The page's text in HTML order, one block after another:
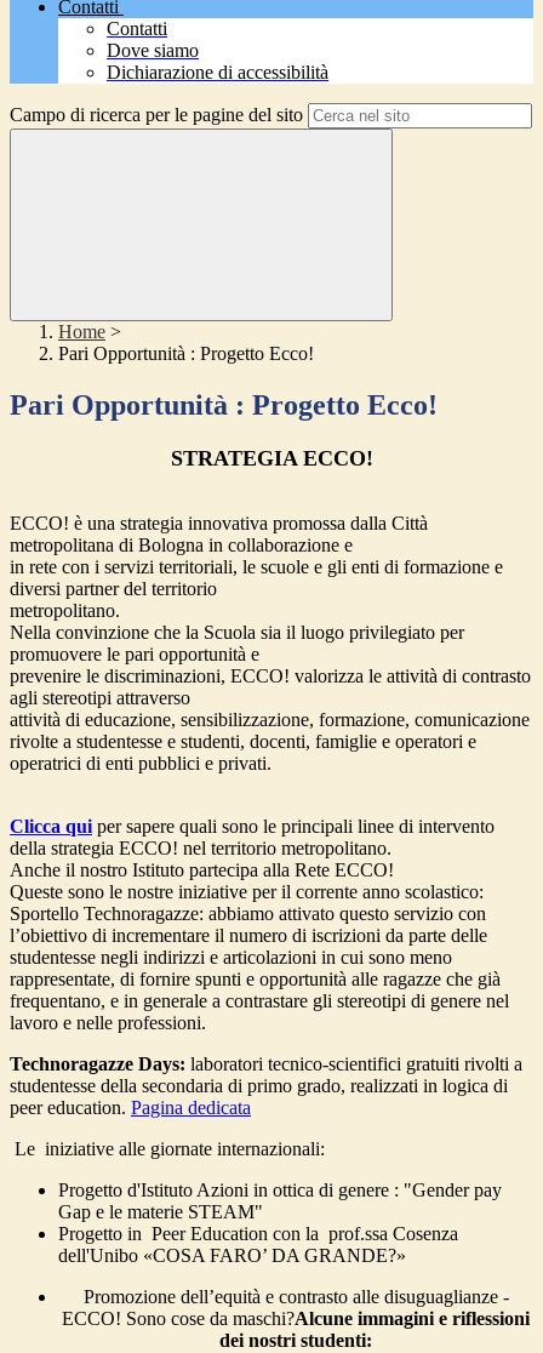
Contatti
Contatti
Dove siamo
Dichiarazione di accessibilità
Campo di ricerca per le pagine del sito
Home >
Pari Opportunità : Progetto Ecco!
Pari Opportunità : Progetto Ecco!
STRATEGIA ECCO!
ECCO! è una strategia innovativa promossa dalla Città
metropolitana di Bologna in collaborazione e
in rete con i servizi territoriali, le scuole e gli enti di formazione e
diversi partner del territorio
metropolitano.
Nella convinzione che la Scuola sia il luogo privilegiato per
promuovere le pari opportunità e
prevenire le discriminazioni, ECCO! valorizza le attività di contrasto
agli stereotipi attraverso
attività di educazione, sensibilizzazione, formazione, comunicazione
rivolte a studentesse e studenti, docenti, famiglie e operatori e
operatrici di enti pubblici e privati.
Clicca qui per sapere quali sono le principali linee di intervento
della strategia ECCO! nel territorio metropolitano.
Anche il nostro Istituto partecipa alla Rete ECCO!
Queste sono le nostre iniziative per il corrente anno scolastico:
Sportello Technoragazze: abbiamo attivato questo servizio con
l’obiettivo di incrementare il numero di iscrizioni da parte delle
studentesse negli indirizzi e articolazioni in cui sono meno
rappresentate, di fornire spunti e opportunità alle ragazze che già
frequentano, e in generale a contrastare gli stereotipi di genere nel
lavoro e nelle professioni.
Technoragazze Days: laboratori tecnico-scientifici gratuiti rivolti a
studentesse della secondaria di primo grado, realizzati in logica di
peer education. Pagina dedicata
Le iniziative alle giornate internazionali:
Progetto d'Istituto Azioni in ottica di genere : "Gender pay
Gap e le materie STEAM"
Progetto in Peer Education con la prof.ssa Cosenza
dell'Unibo «COSA FARO’ DA GRANDE?»
Promozione dell’equità e contrasto alle disuguaglianze -
ECCO! Sono cose da maschi?Alcune immagini e riflessioni
dei nostri studenti: